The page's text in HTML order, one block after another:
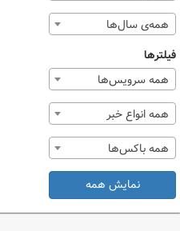
همه‌ی سال‌ها
فیلترها
همه سرویس‌ها
همه انواع خبر
همه باکس‌ها
نمایش همه